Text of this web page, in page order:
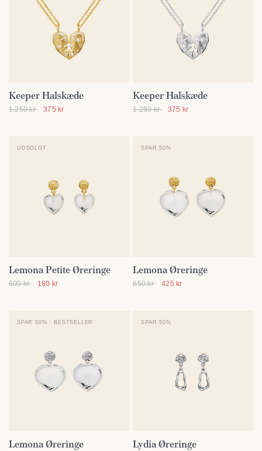
SE DETALJER
Keeper Halskæde
1.250 kr 375 kr
SE DETALJER
Keeper Halskæde
1.250 kr 375 kr
UDSOLGT
SE DETALJER
Lemona Petite Øreringe
600 kr 180 kr
SPAR 50%
SE DETALJER
Lemona Øreringe
850 kr 425 kr
SPAR 50% BESTSELLER
SE DETALJER
Lemona Øreringe
SPAR 50%
SE DETALJER
Lydia Øreringe